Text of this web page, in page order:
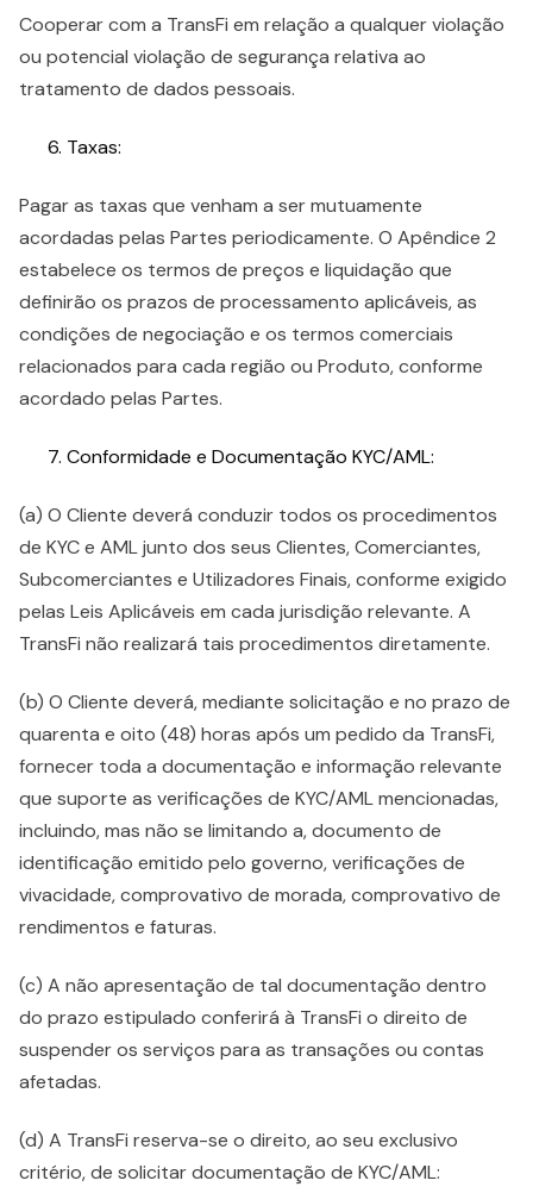
Cooperar com a TransFi em relação a qualquer violação
ou potencial violação de segurança relativa ao
tratamento de dados pessoais.
Taxas:
Pagar as taxas que venham a ser mutuamente
acordadas pelas Partes periodicamente. O Apêndice 2
estabelece os termos de preços e liquidação que
definirão os prazos de processamento aplicáveis, as
condições de negociação e os termos comerciais
relacionados para cada região ou Produto, conforme
acordado pelas Partes.
Conformidade e Documentação KYC/AML:
(a) O Cliente deverá conduzir todos os procedimentos
de KYC e AML junto dos seus Clientes, Comerciantes,
Subcomerciantes e Utilizadores Finais, conforme exigido
pelas Leis Aplicáveis em cada jurisdição relevante. A
TransFi não realizará tais procedimentos diretamente.
(b) O Cliente deverá, mediante solicitação e no prazo de
quarenta e oito (48) horas após um pedido da TransFi,
fornecer toda a documentação e informação relevante
que suporte as verificações de KYC/AML mencionadas,
incluindo, mas não se limitando a, documento de
identificação emitido pelo governo, verificações de
vivacidade, comprovativo de morada, comprovativo de
rendimentos e faturas.
(c) A não apresentação de tal documentação dentro
do prazo estipulado conferirá à TransFi o direito de
suspender os serviços para as transações ou contas
afetadas.
(d) A TransFi reserva-se o direito, ao seu exclusivo
critério, de solicitar documentação de KYC/AML: